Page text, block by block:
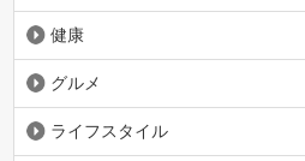
健康
グルメ
ライフスタイル